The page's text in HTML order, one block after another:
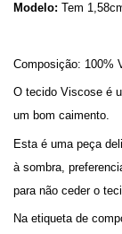
Modelo: Tem
Composição: 100%
O tecido Viscose é
um bom caimento.
Esta é uma peça
à sombra,
para não ceder o
Na etiqueta de